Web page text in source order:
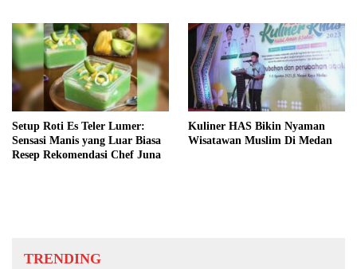
Setup Roti Es Teler Lumer:
Sensasi Manis yang Luar Biasa
Resep Rekomendasi Chef Juna
Kuliner HAS Bikin Nyaman
Wisatawan Muslim Di Medan
TRENDING